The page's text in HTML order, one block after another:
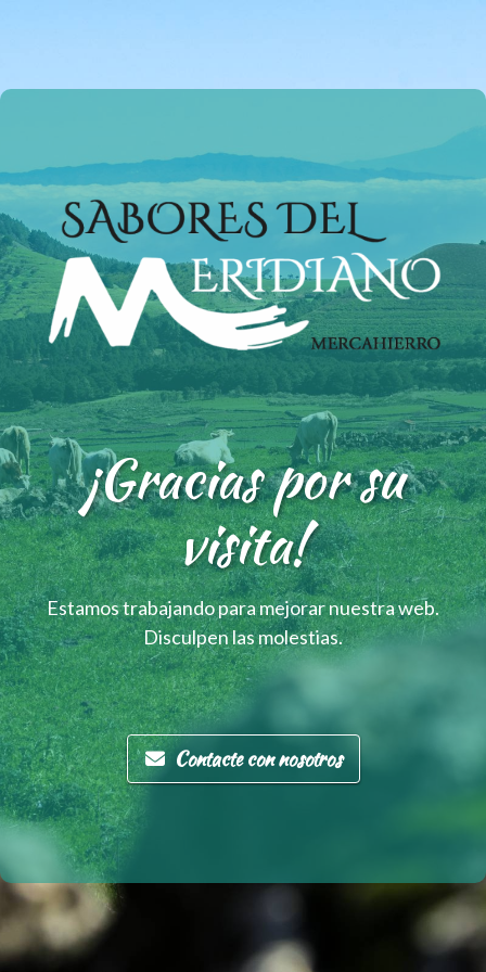
¡Gracias por su
visita!
Estamos trabajando para mejorar nuestra web.
Disculpen las molestias.
Contacte con nosotros